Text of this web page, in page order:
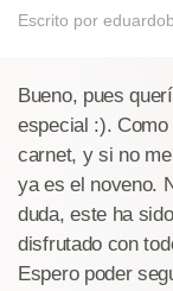
Escrito por
Bueno, pues
especial :).
carnet, y si no
ya es el noveno.
duda, este ha
disfrutado con
Espero poder